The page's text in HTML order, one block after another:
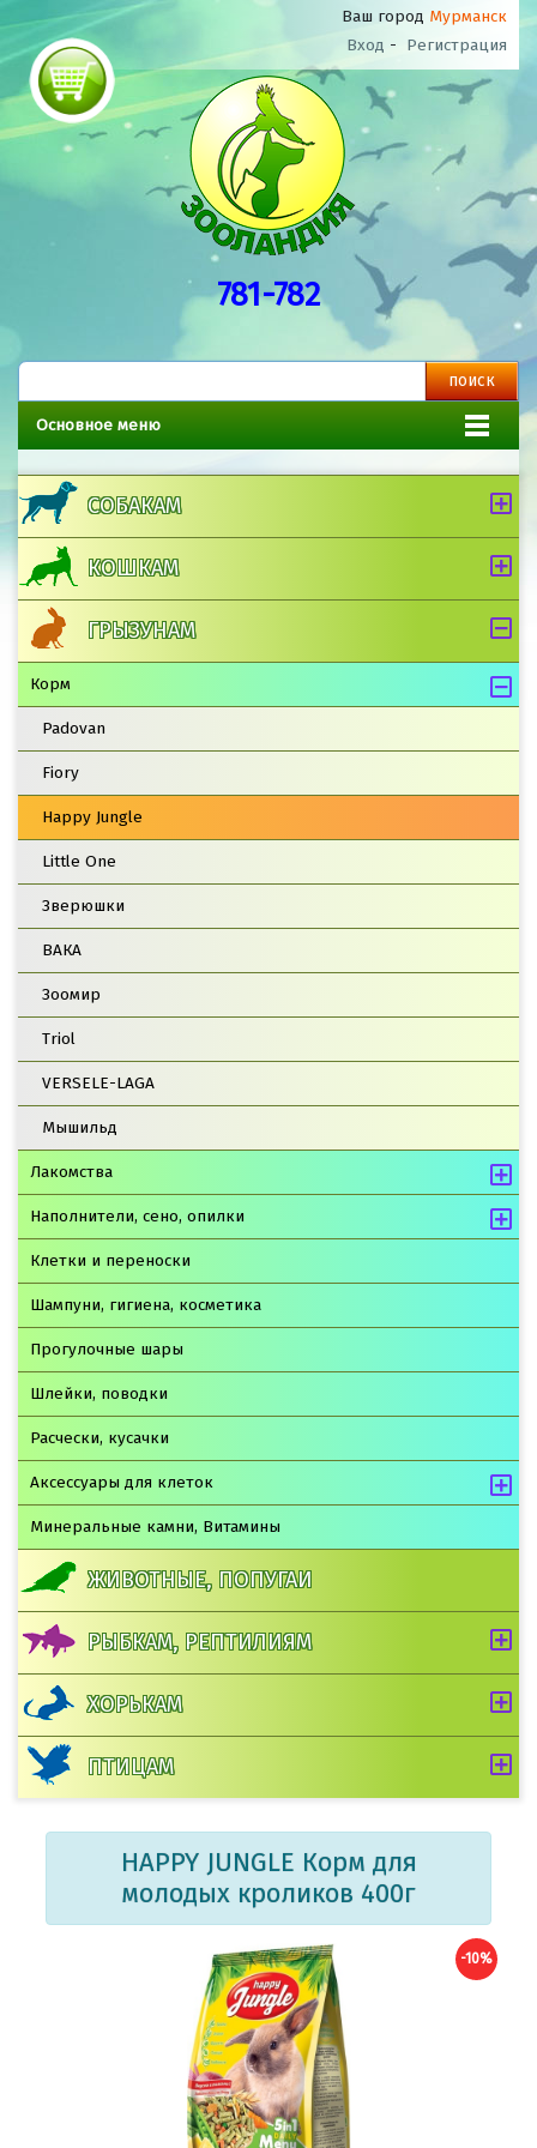
Ваш город Мурманск
Вход - Регистрация
781-782
Основное меню
СОБАКАМ
КОШКАМ
ГРЫЗУНАМ
Корм
Padovan
Fiory
Happy Jungle
Little One
Зверюшки
ВАКА
Зоомир
Triol
VERSELE-LAGA
Мышильд
Лакомства
Наполнители, сено, опилки
Клетки и переноски
Шампуни, гигиена, косметика
Прогулочные шары
Шлейки, поводки
Расчески, кусачки
Аксессуары для клеток
Минеральные камни, Витамины
ЖИВОТНЫЕ, ПОПУГАИ
РЫБКАМ, РЕПТИЛИЯМ
ХОРЬКАМ
ПТИЦАМ
HAPPY JUNGLE Корм для
молодых кроликов 400г
-10%